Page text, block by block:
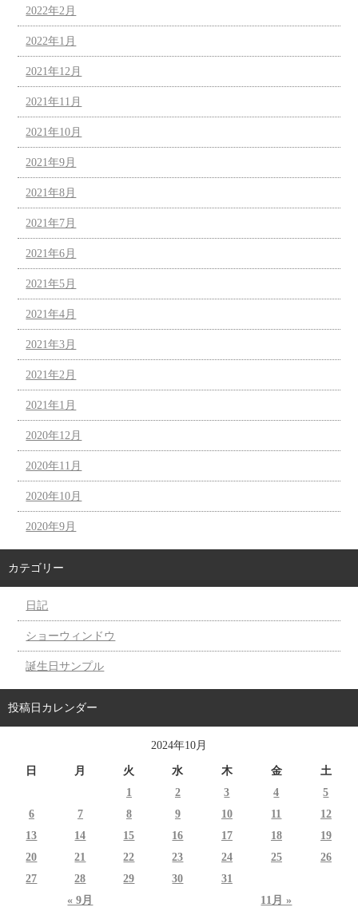
2022年2月
2022年1月
2021年12月
2021年11月
2021年10月
2021年9月
2021年8月
2021年7月
2021年6月
2021年5月
2021年4月
2021年3月
2021年2月
2021年1月
2020年12月
2020年11月
2020年10月
2020年9月
カテゴリー
日記
ショーウィンドウ
誕生日サンプル
投稿日カレンダー
2024年10月
日 月 火 水 木 金 土
« 9月 11月 »
1 2 3 4
5
6
7 8 9 10 11
12
13
14 15 16 17 18
19
20
21 22 23 24 25
26
27
28 29 30 31